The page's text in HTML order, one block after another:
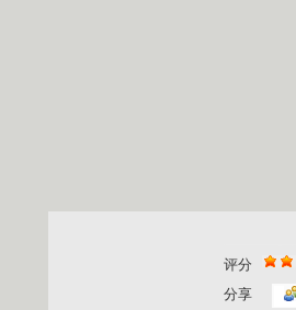
评分
分享